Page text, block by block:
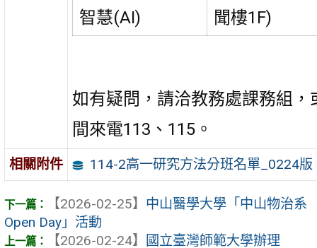
智慧(AI)
聞樓1F)
如有疑問，請洽教務處課務組，
間來電113、115。
相關附件 114-2高一研究方法分班名單_0224版
【2026-02-25】 中山醫學大學「中山物治系
Open Day」活動
【2026-02-24】
國立臺灣師範大學辦理